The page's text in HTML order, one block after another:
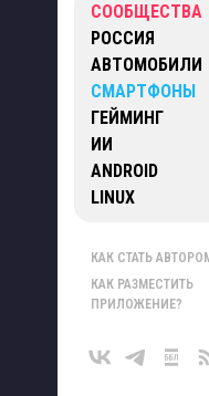
СООБЩЕСТВА
РОССИЯ
АВТОМОБИЛИ
СМАРТФОНЫ
ГЕЙМИНГ
ИИ
ANDROID
LINUX
КАК СТАТЬ
КАК РАЗМЕСТИТЬ
ПРИЛОЖЕНИЕ?